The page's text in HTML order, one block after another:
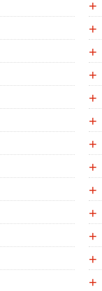
+
+
+
+
+
+
+
+
+
+
+
+
+